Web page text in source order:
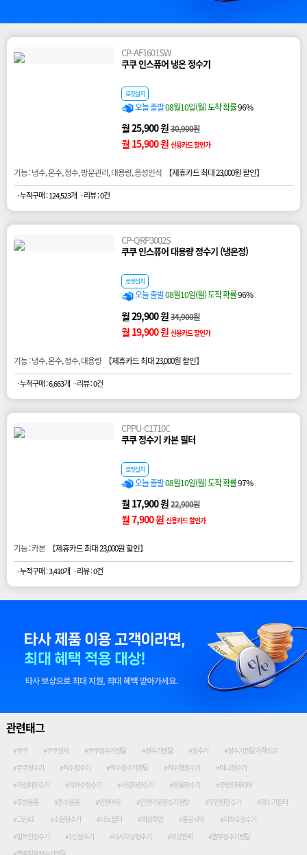
CP-AF1601SW
쿠쿠 인스퓨어 냉온 정수기
로켓설치
오늘 출발08월10일(월) 도착 확률96%
월 25,900 원30,900원
월 15,900 원 신용카드 할인가
기능 : 냉수, 온수, 정수, 방문관리, 대용량, 음성인식 【제휴카드 최대 23,000원 할인】
· 누적구매 : 124,523개 · 리뷰 : 0건
CP-QRP3002S
쿠쿠 인스퓨어 대용량 정수기 (냉온정)
로켓설치
오늘 출발08월10일(월) 도착 확률96%
월 29,900 원34,900원
월 19,900 원 신용카드 할인가
기능 : 냉수, 온수, 정수, 대용량 【제휴카드 최대 23,000원 할인】
· 누적구매 : 6,663개 · 리뷰 : 0건
CPPU-C1710C
쿠쿠 정수기 카본 필터
로켓설치
오늘 출발08월10일(월) 도착 확률97%
월 17,900 원22,900원
월 7,900 원 신용카드 할인가
기능 : 카본 【제휴카드 최대 23,000원 할인】
· 누적구매 : 3,410개 · 리뷰 : 0건
관련태그
#쿠쿠 #쿠쿠전자 #쿠쿠정수기렌탈 #정수기렌탈 #정수기
#정수기렌탈가격비교
#쿠쿠정수기
#직수정수기 #직수정수기렌탈 #직수형정수기
#미니정수기
#가성비정수기
#지하수정수기 #사업자정수기 #원룸정수기
#주방인테리어
#주방용품
#혼수용품 #인앤아웃 #인앤아웃정수기렌탈 #무전원정수기
#정수기필터
#그린41
#소형정수기 #나노필터 #역삼투압 #중공사막
#지하수정수기
#빌트인정수기
#1인정수기 #타사보상정수기 #보상판매
#뽐뿌정수기렌탈